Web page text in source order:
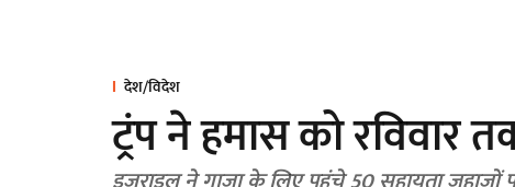
देश/विदेश
ट्रंप ने हमास को रविवार